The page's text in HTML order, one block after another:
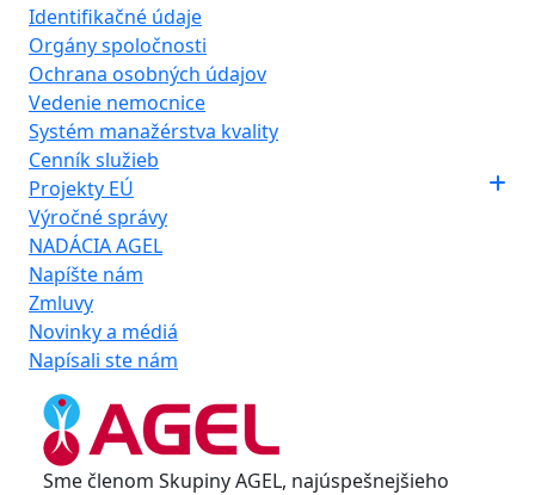
Identifikačné údaje
Orgány spoločnosti
Ochrana osobných údajov
Vedenie nemocnice
Systém manažérstva kvality
Cenník služieb
Projekty EÚ
Výročné správy
NADÁCIA AGEL
Napíšte nám
Zmluvy
Novinky a médiá
Napísali ste nám
Sme členom Skupiny AGEL, najúspešnejšieho